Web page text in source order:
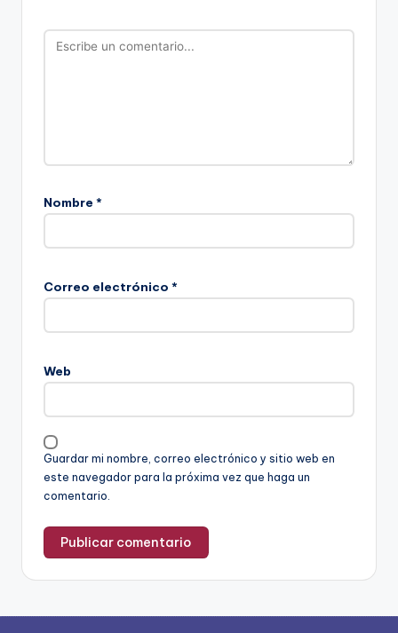
Nombre *
Correo electrónico *
Web
Guardar mi nombre, correo electrónico y sitio web en
este navegador para la próxima vez que haga un
comentario.